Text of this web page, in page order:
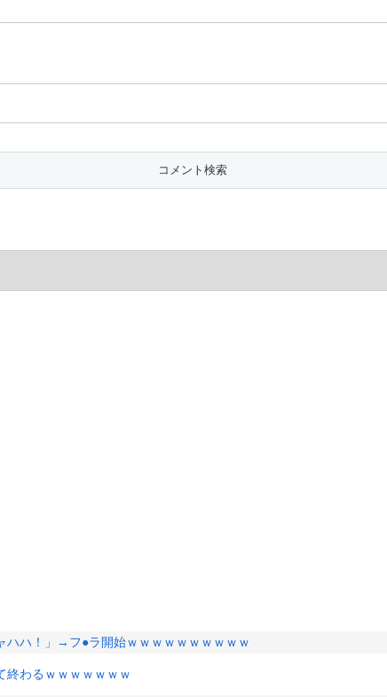
ハハ！」→フ●ラ開始ｗｗｗｗｗｗｗｗｗｗ
終わるｗｗｗｗｗｗｗ